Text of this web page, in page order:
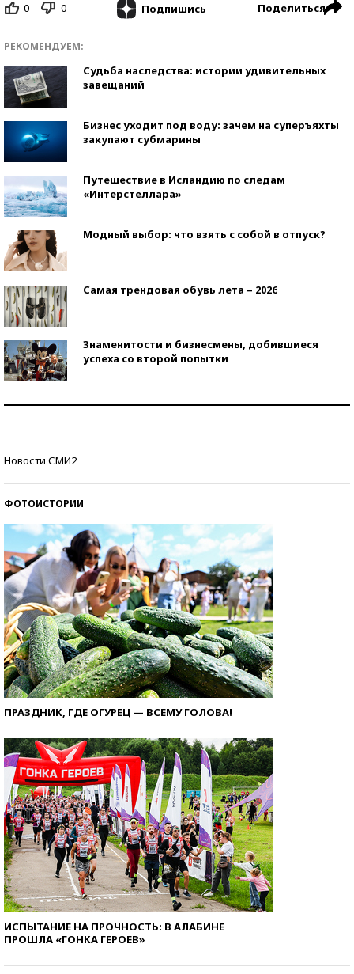
0 0 Подпишись Поделиться
РЕКОМЕНДУЕМ:
Судьба наследства: истории удивительных
завещаний
Бизнес уходит под воду: зачем на суперъяхты
закупают субмарины
Путешествие в Исландию по следам
«Интерстеллара»
Модный выбор: что взять с собой в отпуск?
Самая трендовая обувь лета – 2026
Знаменитости и бизнесмены, добившиеся
успеха со второй попытки
Новости СМИ2
ФОТОИСТОРИИ
ПРАЗДНИК, ГДЕ ОГУРЕЦ — ВСЕМУ ГОЛОВА!
ИСПЫТАНИЕ НА ПРОЧНОСТЬ: В АЛАБИНЕ
ПРОШЛА «ГОНКА ГЕРОЕВ»